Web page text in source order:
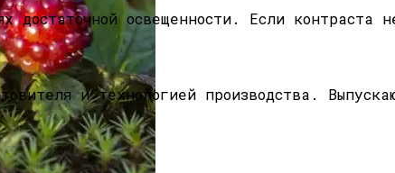
Или Украдены
достаточной освещенности. Если контраста
и технологией производства.